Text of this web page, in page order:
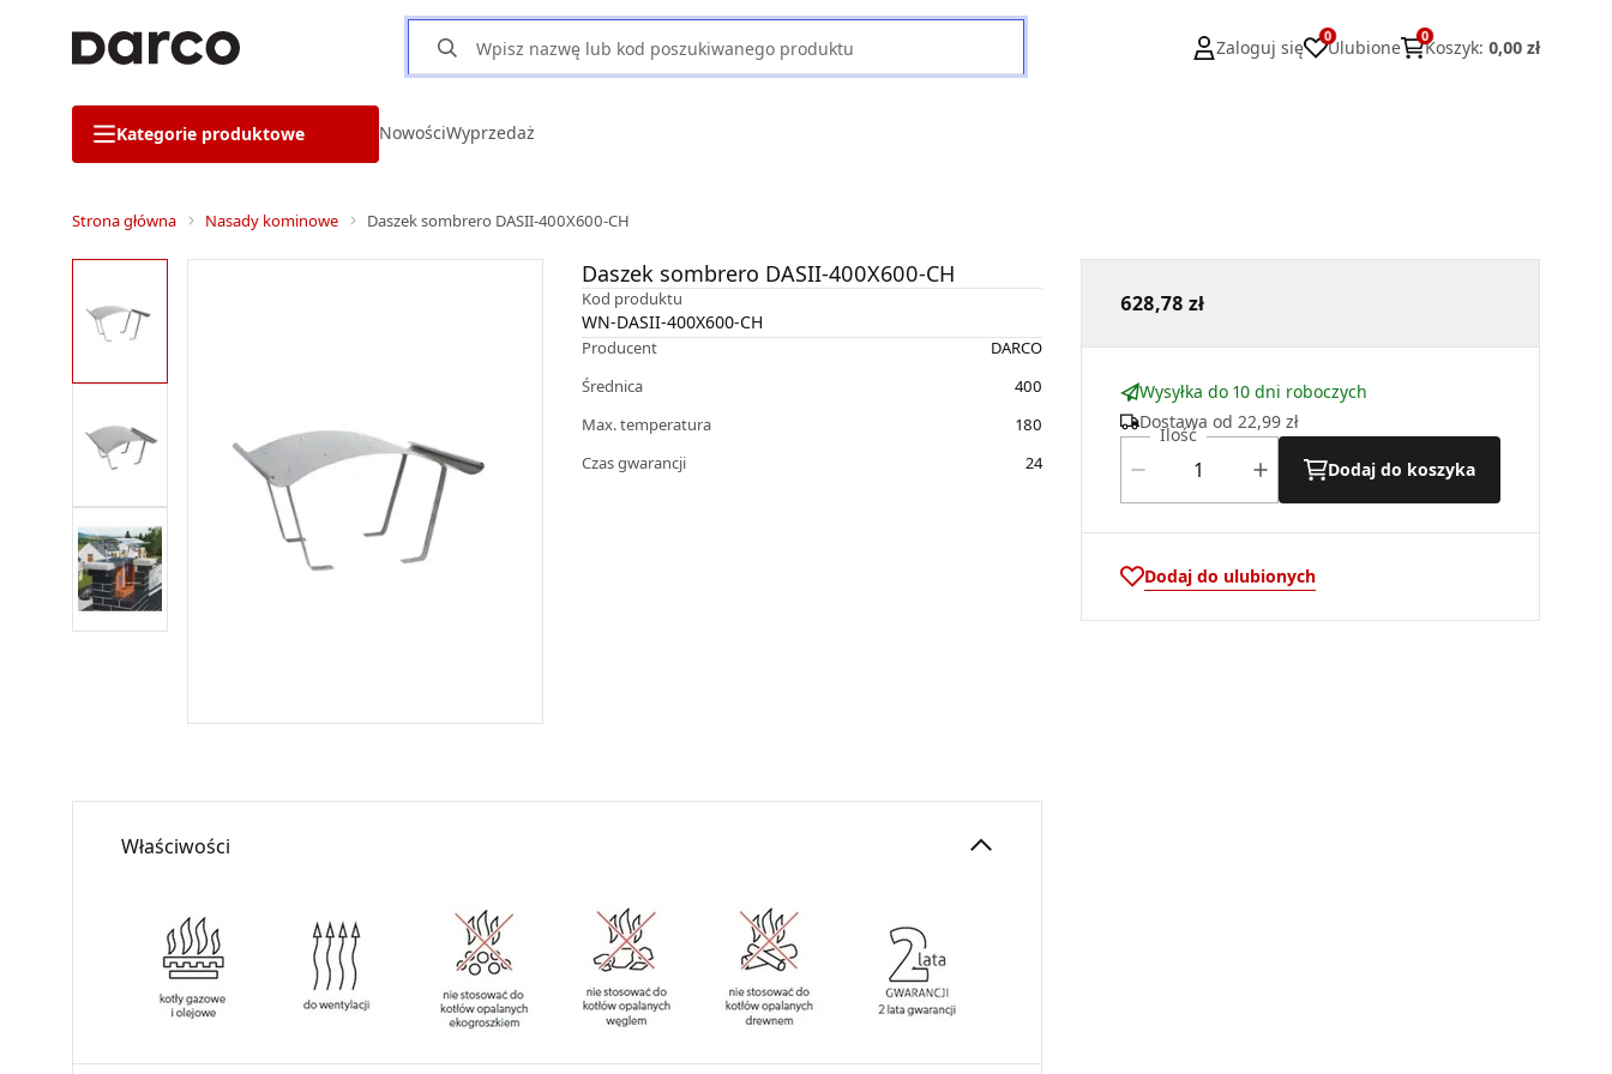
Zaloguj się
0
Ulubione
0
Koszyk: 0,00 zł
Kategorie produktowe NowościWyprzedaż
Strona główna Nasady kominowe Daszek sombrero DASII-400X600-CH
Daszek sombrero DASII-400X600-CH
Kod produktu
WN-DASII-400X600-CH
Producent
DARCO
Średnica
400
Max. temperatura
180
Czas gwarancji
24
628,78 zł
Wysyłka do 10 dni roboczych
Dostawa od 22,99 zł
Ilość
Dodaj do koszyka
Dodaj do ulubionych
Właściwości